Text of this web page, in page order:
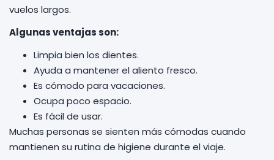
vuelos largos.
Algunas ventajas son:
Limpia bien los dientes.
Ayuda a mantener el aliento fresco.
Es cómodo para vacaciones.
Ocupa poco espacio.
Es fácil de usar.
Muchas personas se sienten más cómodas cuando
mantienen su rutina de higiene durante el viaje.